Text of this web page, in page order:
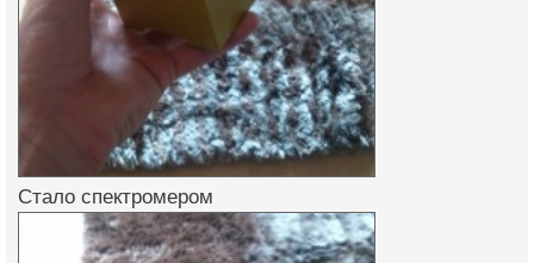
Стало спектромером